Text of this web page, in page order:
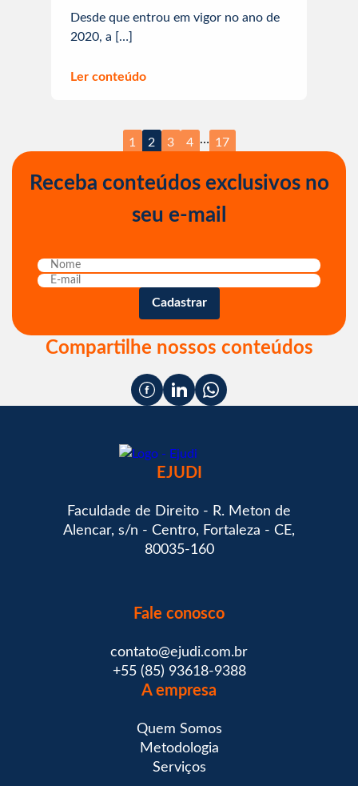
Desde que entrou em vigor no ano de
2020, a […]
Ler conteúdo
1 2 3 4 … 17
Receba conteúdos exclusivos no
seu e-mail
Compartilhe nossos conteúdos
EJUDI
Faculdade de Direito - R. Meton de
Alencar, s/n - Centro, Fortaleza - CE,
80035-160
Fale conosco
contato@ejudi.com.br
+55 (85) 93618-9388
A empresa
Quem Somos
Metodologia
Serviços